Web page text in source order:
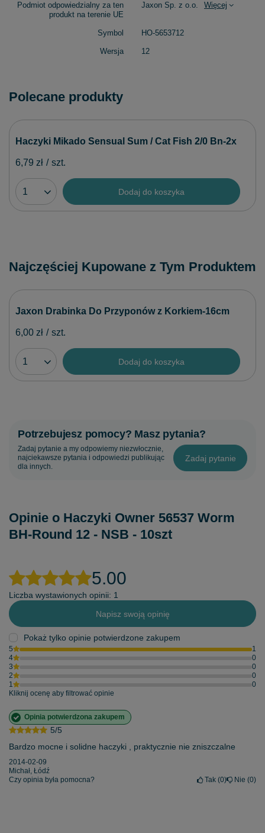
Podmiot odpowiedzialny za ten
produkt na terenie UE
Jaxon Sp. z o.o. Więcej
Symbol HO-5653712
Wersja 12
Polecane produkty
Haczyki Mikado Sensual Sum / Cat Fish 2/0 Bn-2x
6,79 zł / szt.
Dodaj do koszyka
Najczęściej Kupowane z Tym Produktem
Jaxon Drabinka Do Przyponów z Korkiem-16cm
6,00 zł / szt.
Dodaj do koszyka
Potrzebujesz pomocy? Masz pytania?
Zadaj pytanie a my odpowiemy niezwłocznie,
najciekawsze pytania i odpowiedzi publikując
dla innych.
Zadaj pytanie
Opinie o Haczyki Owner 56537 Worm
BH-Round 12 - NSB - 10szt
5.00
Liczba wystawionych opinii: 1
Napisz swoją opinię
Pokaż tylko opinie potwierdzone zakupem
5
1
4
0
3
0
2
0
1
0
Kliknij ocenę aby filtrować opinie
5/5
Opinia potwierdzona zakupem
Bardzo mocne i solidne haczyki , praktycznie nie zniszczalne
2014-02-09
Michał, Łódź
Czy opinia była pomocna?
Tak 0 Nie 0